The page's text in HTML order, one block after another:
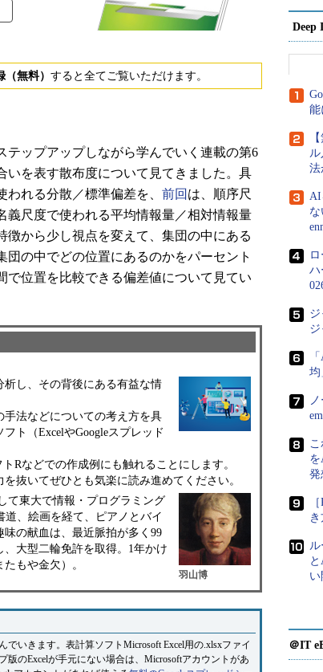
無料） すると全てご覧いただけます。
ップアップしながら学んでいく連載の第6
いを表す散布度について見てきました。具
れる分散／標準偏差を、 前回 は、順序尺
義尺度で使われる平均情報量／相対情報量
から少し視点を変えて、集団の中にある
の中でどの位置にあるのかをパーセント
位置を比較できる偏差値について見てい
し、その背後にある有益な情
法などについての考え方を具
ト（ExcelやGoogleスプレッド
Rなどでの作成例にも触れることにします。
抜いてぜひとも気楽に読み進めてください。
羽山博
て東大で情報・プログラミング
、絵画を経て、ピアノとバイ
の献血は、最近脈拍が多く99
大型二輪免許を取得。1年かけ
もや金欠）。
いきます。表計算ソフトMicrosoft Excel用の.xlsxファイ
のExcelが手元にない場合は、Microsoftアカウントがあ
Deep
能
法
AI
ハ
ジ
ジ
均
発
＠IT